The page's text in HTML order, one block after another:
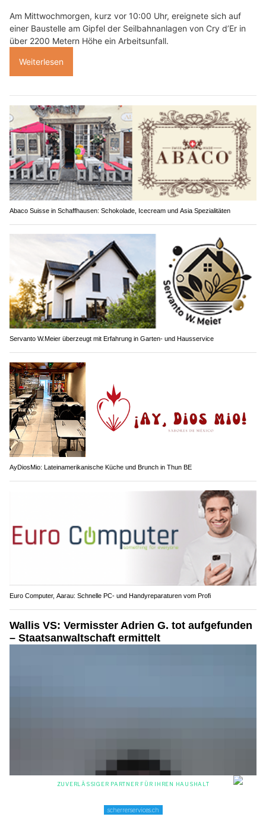
Am Mittwochmorgen, kurz vor 10:00 Uhr, ereignete sich auf
einer Baustelle am Gipfel der Seilbahnanlagen von Cry d’Er in
über 2200 Metern Höhe ein Arbeitsunfall.
Weiterlesen
Abaco Suisse in Schaffhausen: Schokolade, Icecream und Asia Spezialitäten
Servanto W.Meier überzeugt mit Erfahrung in Garten- und Hausservice
AyDiosMio: Lateinamerikanische Küche und Brunch in Thun BE
Euro Computer, Aarau: Schnelle PC- und Handyreparaturen vom Profi
Wallis VS: Vermisster Adrien G. tot aufgefunden
– Staatsanwaltschaft ermittelt